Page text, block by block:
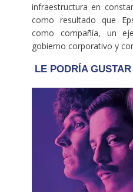
infraestructura en
como resultado que
como compañía, un
gobierno corporativo y